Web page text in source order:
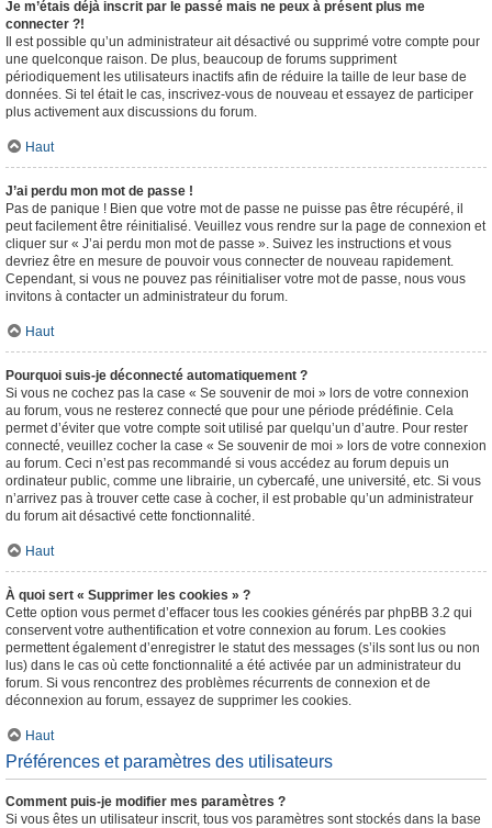
Je m’étais déjà inscrit par le passé mais ne peux à présent plus me
connecter ?!
Il est possible qu’un administrateur ait désactivé ou supprimé votre compte pour
une quelconque raison. De plus, beaucoup de forums suppriment
périodiquement les utilisateurs inactifs afin de réduire la taille de leur base de
données. Si tel était le cas, inscrivez-vous de nouveau et essayez de participer
plus activement aux discussions du forum.
Haut
J’ai perdu mon mot de passe !
Pas de panique ! Bien que votre mot de passe ne puisse pas être récupéré, il
peut facilement être réinitialisé. Veuillez vous rendre sur la page de connexion et
cliquer sur « J’ai perdu mon mot de passe ». Suivez les instructions et vous
devriez être en mesure de pouvoir vous connecter de nouveau rapidement.
Cependant, si vous ne pouvez pas réinitialiser votre mot de passe, nous vous
invitons à contacter un administrateur du forum.
Haut
Pourquoi suis-je déconnecté automatiquement ?
Si vous ne cochez pas la case « Se souvenir de moi » lors de votre connexion
au forum, vous ne resterez connecté que pour une période prédéfinie. Cela
permet d’éviter que votre compte soit utilisé par quelqu’un d’autre. Pour rester
connecté, veuillez cocher la case « Se souvenir de moi » lors de votre connexion
au forum. Ceci n’est pas recommandé si vous accédez au forum depuis un
ordinateur public, comme une librairie, un cybercafé, une université, etc. Si vous
n’arrivez pas à trouver cette case à cocher, il est probable qu’un administrateur
du forum ait désactivé cette fonctionnalité.
Haut
À quoi sert « Supprimer les cookies » ?
Cette option vous permet d’effacer tous les cookies générés par phpBB 3.2 qui
conservent votre authentification et votre connexion au forum. Les cookies
permettent également d’enregistrer le statut des messages (s’ils sont lus ou non
lus) dans le cas où cette fonctionnalité a été activée par un administrateur du
forum. Si vous rencontrez des problèmes récurrents de connexion et de
déconnexion au forum, essayez de supprimer les cookies.
Haut
Préférences et paramètres des utilisateurs
Comment puis-je modifier mes paramètres ?
Si vous êtes un utilisateur inscrit, tous vos paramètres sont stockés dans la base